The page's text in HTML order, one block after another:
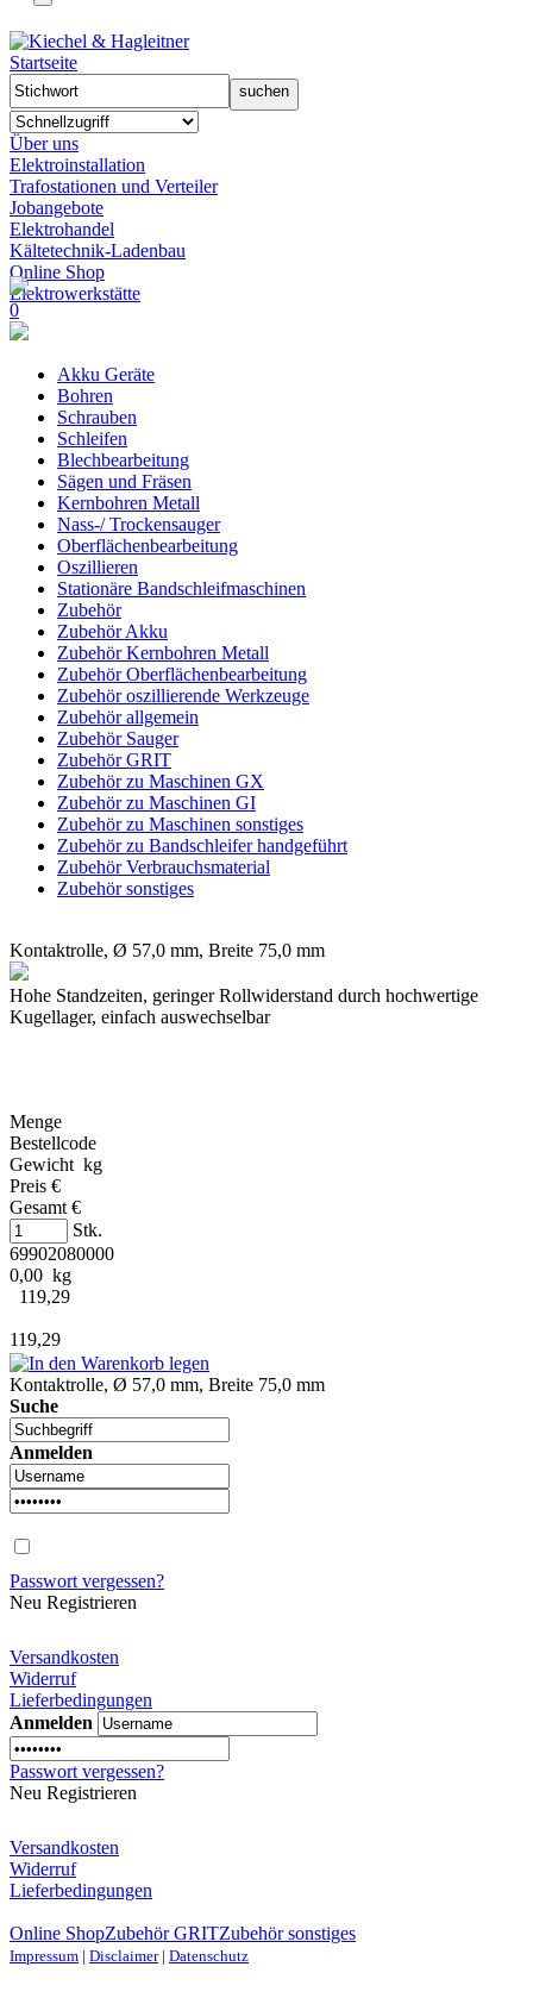
Startseite
Über uns
Elektroinstallation
Trafostationen und Verteiler
Jobangebote
Elektrohandel
Kältetechnik-Ladenbau
Online Shop
Elektrowerkstätte
0
Akku Geräte
Bohren
Schrauben
Schleifen
Blechbearbeitung
Sägen und Fräsen
Kernbohren Metall
Nass-/ Trockensauger
Oberflächenbearbeitung
Oszillieren
Stationäre Bandschleifmaschinen
Zubehör
Zubehör Akku
Zubehör Kernbohren Metall
Zubehör Oberflächenbearbeitung
Zubehör oszillierende Werkzeuge
Zubehör allgemein
Zubehör Sauger
Zubehör GRIT
Zubehör zu Maschinen GX
Zubehör zu Maschinen GI
Zubehör zu Maschinen sonstiges
Zubehör zu Bandschleifer handgeführt
Zubehör Verbrauchsmaterial
Zubehör sonstiges
Kontaktrolle, Ø 57,0 mm, Breite 75,0 mm
Hohe Standzeiten, geringer Rollwiderstand durch hochwertige
Kugellager, einfach auswechselbar
Menge
Bestellcode
Gewicht kg
Preis €
Gesamt €
Stk.
69902080000
0,00 kg
119,29
119,29
Kontaktrolle, Ø 57,0 mm, Breite 75,0 mm
Suche
Anmelden
Passwort vergessen?
Neu Registrieren
Versandkosten
Widerruf
Lieferbedingungen
Anmelden
Passwort vergessen?
Neu Registrieren
Versandkosten
Widerruf
Lieferbedingungen
Online ShopZubehör GRITZubehör sonstiges
Impressum | Disclaimer| Datenschutz